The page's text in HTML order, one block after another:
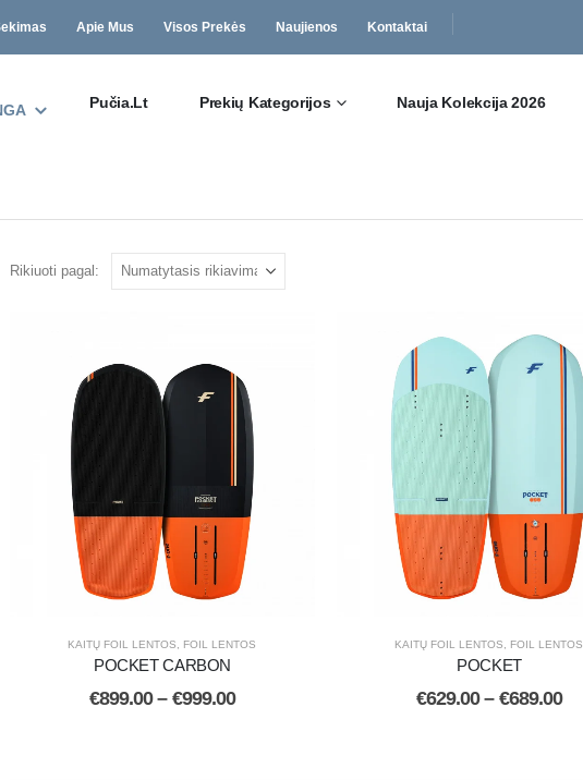
Apie Mus Visos Prekės Naujienos Kontaktai
Pučia.lt Prekių Kategorijos Nauja Kolekcija 2026
Rikiuoti pagal:
KAITŲ FOIL LENTOS, FOIL LENTOS
POCKET CARBON
€899.00 – €999.00
KAITŲ FOIL LENTOS, FOIL LENTOS
POCKET
€629.00 – €689.00